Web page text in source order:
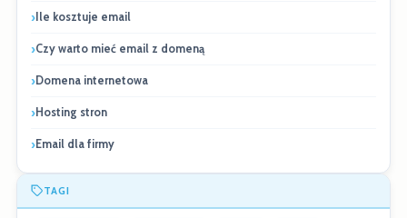
Ile kosztuje email
Czy warto mieć email z domeną
Domena internetowa
Hosting stron
Email dla firmy
TAGI